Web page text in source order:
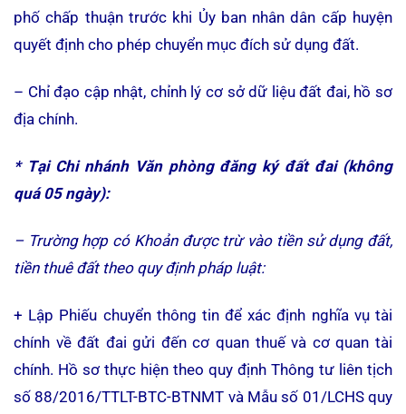
phố chấp thuận trước khi Ủy ban nhân dân cấp huyện
quyết định cho phép chuyển mục đích sử dụng đất.
– Chỉ đạo cập nhật, chỉnh lý cơ sở dữ liệu đất đai, hồ sơ
địa chính.
* Tại Chi nhánh Văn phòng đăng ký đất đai (không
quá 05 ngày):
– Trường hợp có Khoản được trừ vào tiền sử dụng đất,
tiền thuê đất theo quy định pháp luật:
+ Lập Phiếu chuyển thông tin để xác định nghĩa vụ tài
chính về đất đai gửi đến cơ quan thuế và cơ quan tài
chính. Hồ sơ thực hiện theo quy định Thông tư liên tịch
số 88/2016/TTLT-BTC-BTNMT và Mẫu số 01/LCHS quy